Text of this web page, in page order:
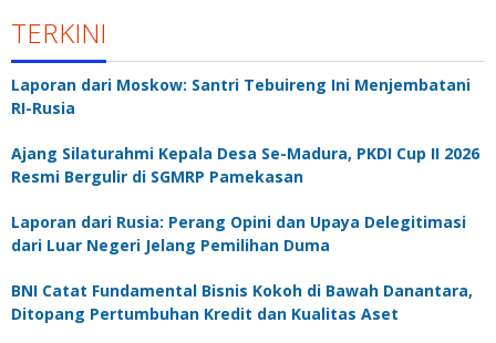
TERKINI
Laporan dari Moskow: Santri Tebuireng Ini Menjembatani
RI-Rusia
Ajang Silaturahmi Kepala Desa Se-Madura, PKDI Cup II 2026
Resmi Bergulir di SGMRP Pamekasan
Laporan dari Rusia: Perang Opini dan Upaya Delegitimasi
dari Luar Negeri Jelang Pemilihan Duma
BNI Catat Fundamental Bisnis Kokoh di Bawah Danantara,
Ditopang Pertumbuhan Kredit dan Kualitas Aset